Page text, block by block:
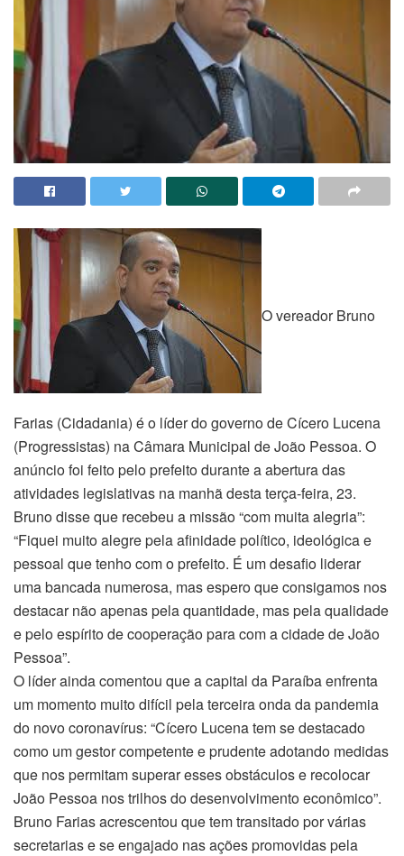
O vereador Bruno
Farias (Cidadania) é o líder do governo de Cícero Lucena
(Progressistas) na Câmara Municipal de João Pessoa. O
anúncio foi feito pelo prefeito durante a abertura das
atividades legislativas na manhã desta terça-feira, 23.
Bruno disse que recebeu a missão “com muita alegria”:
“Fiquei muito alegre pela afinidade político, ideológica e
pessoal que tenho com o prefeito. É um desafio liderar
uma bancada numerosa, mas espero que consigamos nos
destacar não apenas pela quantidade, mas pela qualidade
e pelo espírito de cooperação para com a cidade de João
Pessoa”.
O líder ainda comentou que a capital da Paraíba enfrenta
um momento muito difícil pela terceira onda da pandemia
do novo coronavírus: “Cícero Lucena tem se destacado
como um gestor competente e prudente adotando medidas
que nos permitam superar esses obstáculos e recolocar
João Pessoa nos trilhos do desenvolvimento econômico”.
Bruno Farias acrescentou que tem transitado por várias
secretarias e se engajado nas ações promovidas pela